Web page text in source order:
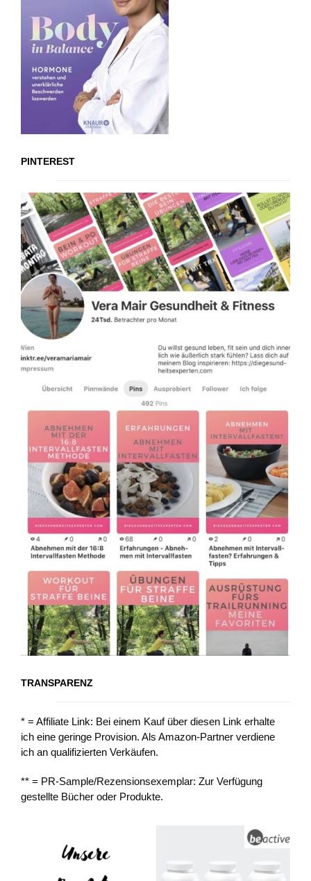
PINTEREST
TRANSPARENZ
* = Affiliate Link: Bei einem Kauf über diesen Link erhalte
ich eine geringe Provision. Als Amazon-Partner verdiene
ich an qualifizierten Verkäufen.
** = PR-Sample/Rezensionsexemplar: Zur Verfügung
gestellte Bücher oder Produkte.